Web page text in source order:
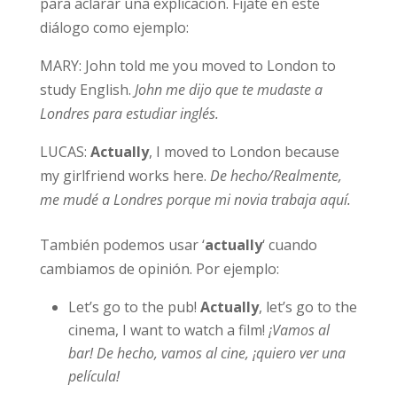
diálogo como ejemplo:
MARY: John told me you moved to London to
study English. John me dijo que te mudaste a
Londres para estudiar inglés.
LUCAS: Actually, I moved to London because
my girlfriend works here. De hecho/Realmente,
me mudé a Londres porque mi novia trabaja aquí.
También podemos usar ‘actually‘ cuando
cambiamos de opinión. Por ejemplo:
Let’s go to the pub! Actually, let’s go to the
cinema, I want to watch a film! ¡Vamos al
bar! De hecho, vamos al cine, ¡quiero ver una
película!